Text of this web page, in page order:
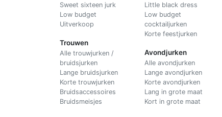
Sweet sixteen jurk
Low budget
Uitverkoop
Trouwen
Alle trouwjurken /
bruidsjurken
Lange bruidsjurken
Korte trouwjurken
Bruidsaccessoires
Bruidsmeisjes
Little black dress
Low budget
cocktailjurken
Korte feestjurken
Avondjurken
Alle avondjurken
Lange avondjurken
Korte avondjurken
Lang in grote maat
Kort in grote maat